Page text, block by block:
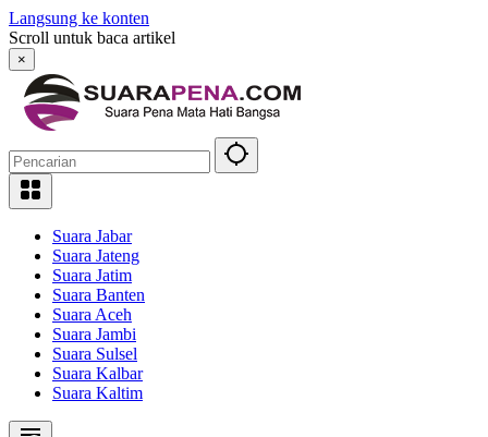
Langsung ke konten
Scroll untuk baca artikel
×
Suara Jabar
Suara Jateng
Suara Jatim
Suara Banten
Suara Aceh
Suara Jambi
Suara Sulsel
Suara Kalbar
Suara Kaltim